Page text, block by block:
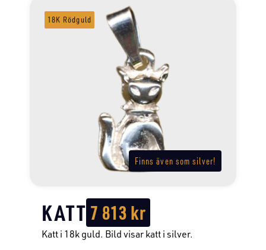
Finns även som silver!
18K Rödguld
KATT 7 813kr
Katt i 18k guld. Bild visar katt i silver.